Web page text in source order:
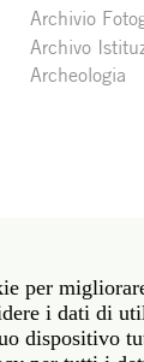
Archivio
Archivo
Archeologia
Masina 5
22nd
per
i dati di
dispositivo